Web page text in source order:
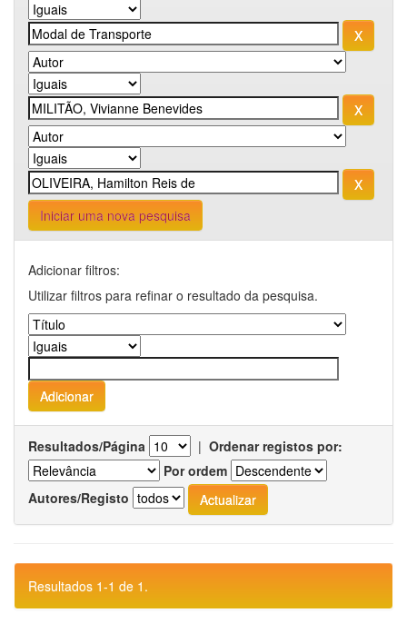
Iniciar uma nova pesquisa
Adicionar filtros:
Utilizar filtros para refinar o resultado da pesquisa.
Resultados/Página | Ordenar registos por:
Por ordem
Autores/Registo
Resultados 1-1 de 1.